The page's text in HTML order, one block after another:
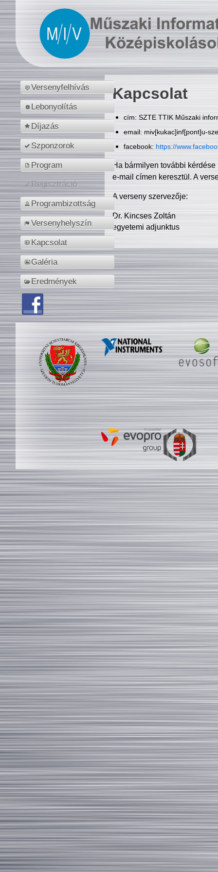
Versenyfelhívás
Lebonyolítás
Díjazás
Szponzorok
Program
Regisztráció
Programbizottság
Versenyhelyszín
Kapcsolat
Galéria
Eredmények
Kapcsolat
cím: SZTE TTIK Műszaki
email: miv[kukac]inf[pont]u-
facebook: https://
Ha bármilyen további
e-mail címen keresztül. A
A verseny szervezője:
Dr. Kincses Zoltán
egyetemi adjunktus